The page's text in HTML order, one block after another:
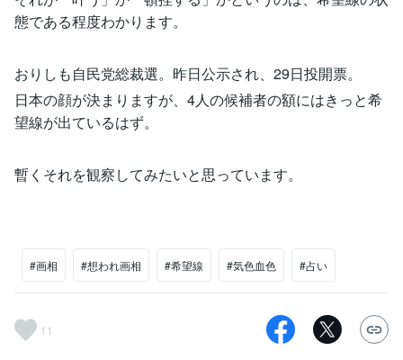
態である程度わかります。
おりしも自民党総裁選。昨日公示され、29日投開票。
日本の顔が決まりますが、4人の候補者の額にはきっと希
望線が出ているはず。
暫くそれを観察してみたいと思っています。
#画相 #想われ画相 #希望線 #気色血色 #占い
11